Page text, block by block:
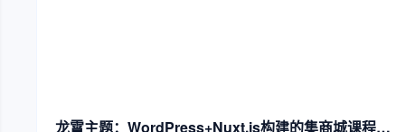
龙霄主题：WordPress+Nuxt.js构建的集商城课程产